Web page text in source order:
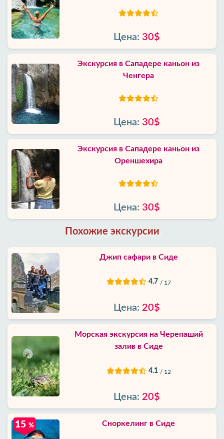
Цена: 30$
Экскурсия в Сападере каньон из
Ченгера
Цена: 30$
Экскурсия в Сападере каньон из
Ореншехира
Цена: 30$
Похожие экскурсии
Джип сафари в Сиде
4.7 / 17
Цена: 20$
Морская экскурсия на Черепаший
залив в Сиде
4.1 / 12
Цена: 20$
15 % Сноркелинг в Сиде